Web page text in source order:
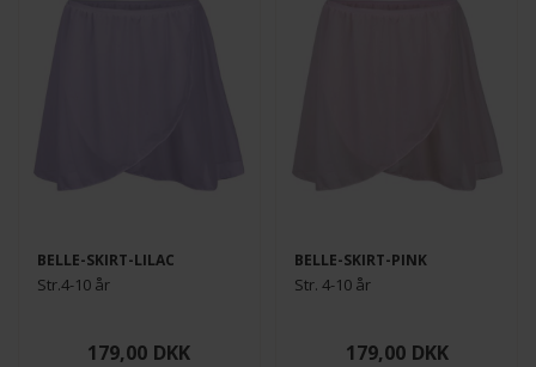
BELLE-SKIRT-LILAC
Str.4-10 år
179,00 DKK
BELLE-SKIRT-PINK
Str. 4-10 år
179,00 DKK